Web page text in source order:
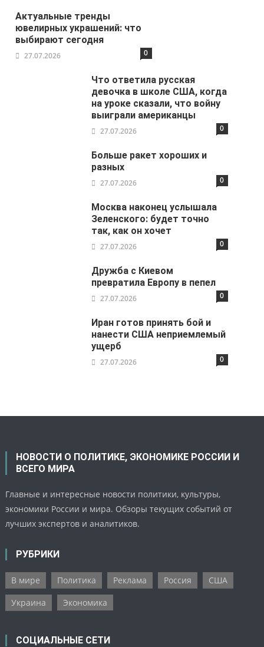
Актуальные тренды
ювелирных украшений: что
выбирают сегодня
27.07.2026 0
Что ответила русская
девочка в школе США, когда
на уроке сказали, что войну
выиграли американцы
27.07.2026 0
Больше ракет хороших и
разных
27.07.2026 0
Москва наконец услышала
Зеленского: будет точно
так, как он хочет
27.07.2026 0
Дружба с Киевом
превратила Европу в пепел
27.07.2026 0
Иран готов принять бой и
нанести США неприемлемый
ущерб
27.07.2026 0
НОВОСТИ О ПОЛИТИКЕ, ЭКОНОМИКЕ РОССИИ И
ВСЕГО МИРА
Главные и интересные новости политики, культуры,
экономики России и мира. Обзоры текущих событий от
лучших экспертов и аналитиков.
РУБРИКИ
В мире Политика Реклама Россия
США
Украина
Экономика
СОЦИАЛЬНЫЕ СЕТИ